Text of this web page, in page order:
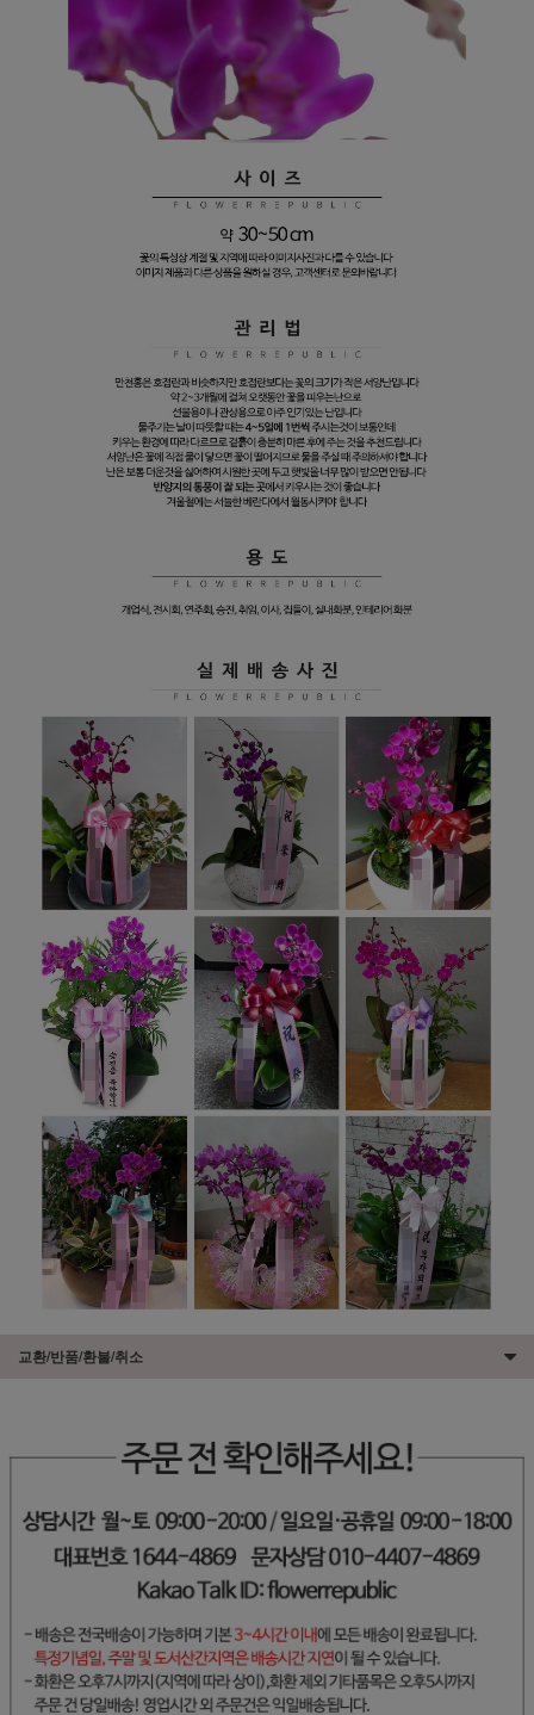
교환/반품/환불/취소